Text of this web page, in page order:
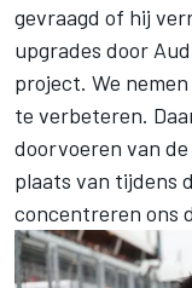
gevraagd of hij
upgrades door
project. We
te verbeteren.
doorvoeren van
plaats van tijdens
concentreren ons